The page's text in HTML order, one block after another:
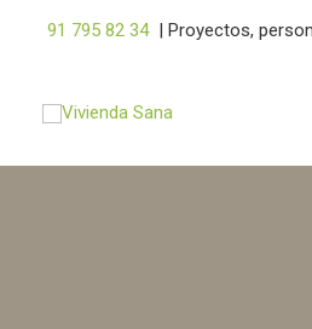
91 795 82 34 | Proyectos,